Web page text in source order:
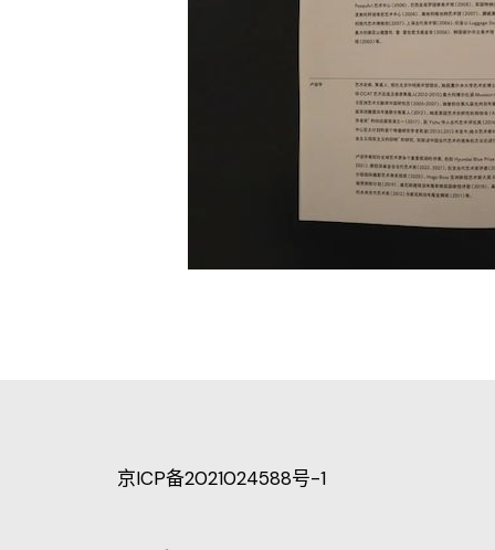
京ICP备2021024588号-1